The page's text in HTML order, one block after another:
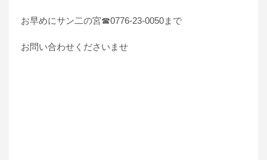
お早めにサン二の宮☎0776-23-0050まで
お問い合わせくださいませ